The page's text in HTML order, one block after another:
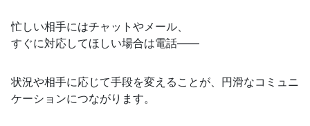
忙しい相手にはチャットやメール、
すぐに対応してほしい場合は電話――
状況や相手に応じて手段を変えることが、円滑なコミュニ
ケーションにつながります。